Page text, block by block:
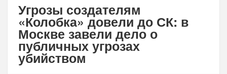
Угрозы создателям
«Колобка» довели до СК: в
Москве завели дело о
публичных угрозах
убийством